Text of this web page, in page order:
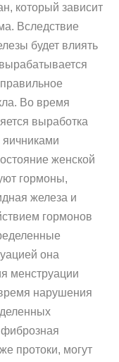
который зависит
Вследствие
будет влиять
Во время
выработка
яичниками
женской
гормоны,
железа и
гормонов
она
менструации
нарушения
протоки, могут